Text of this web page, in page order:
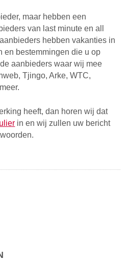
maar hebben een
van last minute en all
hebben vakanties in
en bestemmingen die u op
aanbieders waar wij mee
Tjingo, Arke, WTC,
heeft, dan horen wij dat
in en wij zullen uw bericht